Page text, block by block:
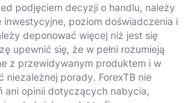
podjęciem decyzji o handlu, należy
inwestycyjne, poziom doświadczenia i
deponować więcej niż jest się
upewnić się, że w pełni rozumieją
z przewidywanym produktem i w
niezależnej porady. ForexTB nie
ani opinii dotyczących nabycia,